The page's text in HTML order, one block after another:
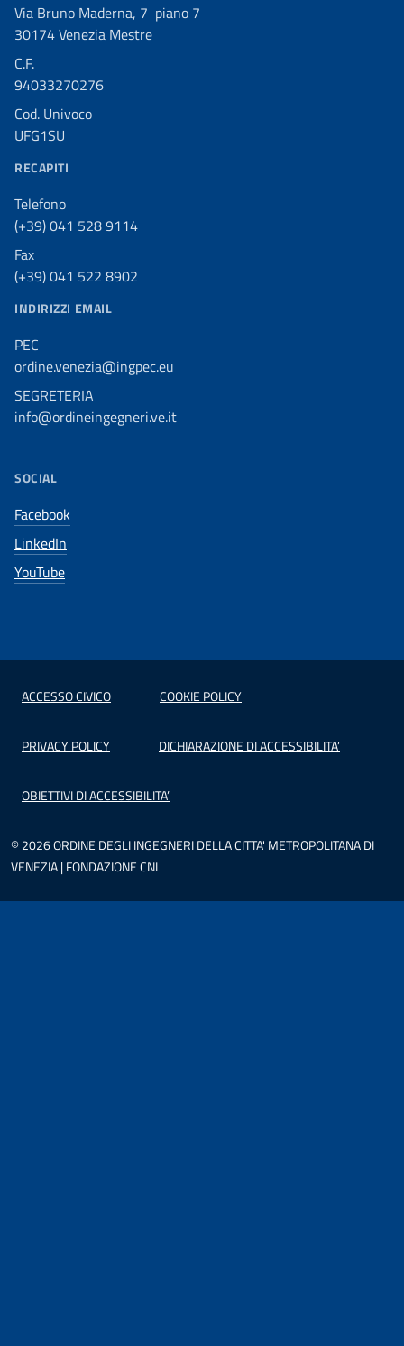
Via Bruno Maderna, 7 piano 7
30174 Venezia Mestre
C.F.
94033270276
Cod. Univoco
UFG1SU
RECAPITI
Telefono
(+39) 041 528 9114
Fax
(+39) 041 522 8902
INDIRIZZI EMAIL
PEC
ordine.venezia@ingpec.eu
SEGRETERIA
info@ordineingegneri.ve.it
SOCIAL
Facebook
LinkedIn
YouTube
ACCESSO CIVICO COOKIE POLICY
PRIVACY POLICY DICHIARAZIONE DI ACCESSIBILITA’
OBIETTIVI DI ACCESSIBILITA’
© 2026 ORDINE DEGLI INGEGNERI DELLA CITTA' METROPOLITANA DI
VENEZIA | FONDAZIONE CNI